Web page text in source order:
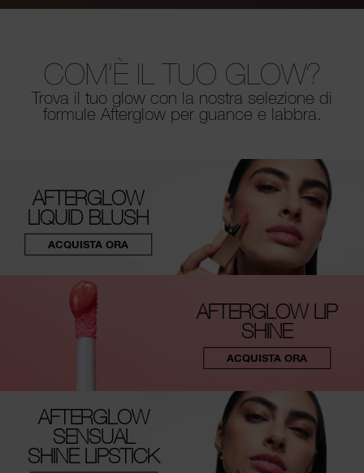
COM’È IL TUO GLOW?
Trova il tuo glow con la nostra selezione di
formule Afterglow per guance e labbra.
AFTERGLOW
LIQUID BLUSH
ACQUISTA ORA
AFTERGLOW LIP
SHINE
ACQUISTA ORA
AFTERGLOW
SENSUAL
SHINE LIPSTICK